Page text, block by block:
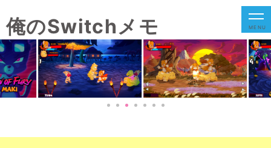
俺のSwitchメモ MENU